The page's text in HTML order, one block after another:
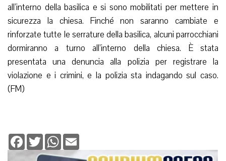
all’interno della basilica e si sono mobilitati per mettere in
sicurezza la chiesa. Finché non saranno cambiate e
rinforzate tutte le serrature della basilica, alcuni parrocchiani
dormiranno a turno all’interno della chiesa. È stata
presentata una denuncia alla polizia per registrare la
violazione e i crimini, e la polizia sta indagando sul caso.
(FM)
Facebook
TwitterWhatsApp